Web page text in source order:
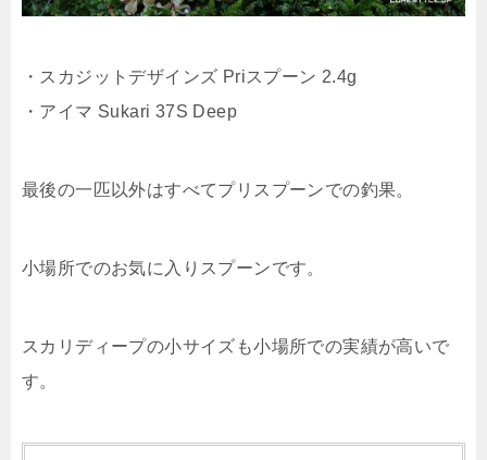
・スカジットデザインズ Priスプーン 2.4g
・アイマ Sukari 37S Deep
最後の一匹以外はすべてプリスプーンでの釣果。
小場所でのお気に入りスプーンです。
スカリディープの小サイズも小場所での実績が高いで
す。